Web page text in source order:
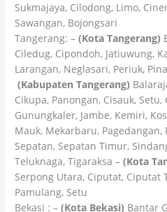
Sukmajaya, Cilodong, Limo,
Sawangan, Bojongsari
Tangerang: –(Kota Tangerang)
Ciledug, Cipondoh, Jatiuwung,
Larangan, Neglasari, Periuk,
(Kabupaten Tangerang)
Cikupa, Panongan, Cisauk,
Gunungkaler, Jambe, Kemiri,
Mauk, Mekarbaru, Pagedangan,
Sepatan, Sepatan Timur,
Teluknaga, Tigaraksa –(Kota
Serpong Utara, Ciputat, Ciputat
Pamulang, Setu
Bekasi : –(Kota Bekasi) Bantar